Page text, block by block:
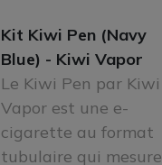
Kit Kiwi Pen (Navy
Blue) - Kiwi Vapor
Le Kiwi Pen par Kiwi
Vapor est une e-
cigarette au format
tubulaire qui mesure